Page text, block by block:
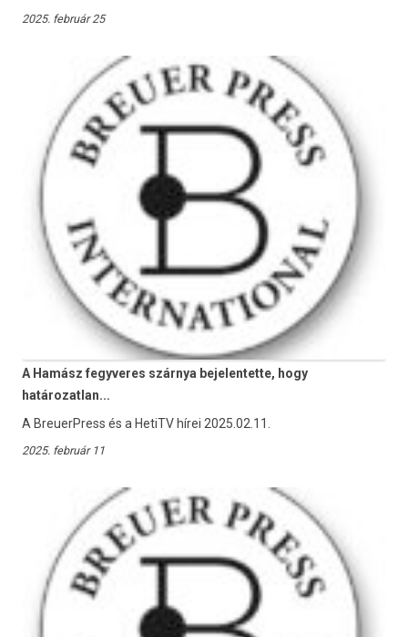
2025. február 25
A Hamász fegyveres szárnya bejelentette, hogy
határozatlan...
A BreuerPress és a HetiTV hírei 2025.02.11.
2025. február 11